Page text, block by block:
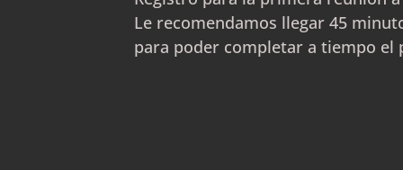
Le recomendamos llegar 45
para poder completar a tiempo el